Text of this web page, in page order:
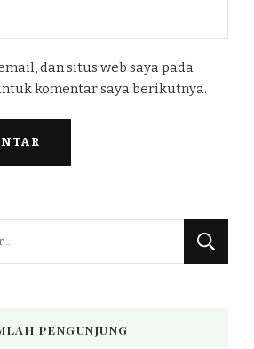
dan situs web saya pada
komentar saya berikutnya.
PENGUNJUNG